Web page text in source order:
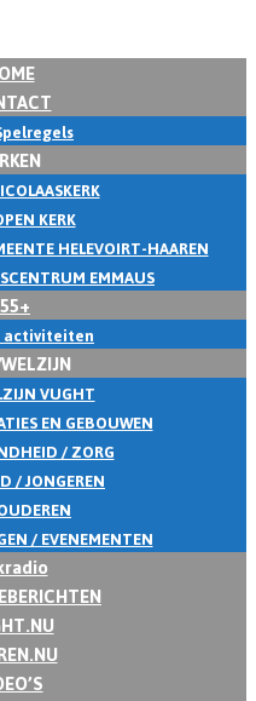
KERK
HELEVOIRT-HAAREN
EMMAUS
activiteiten
VUGHT
EN GEBOUWEN
/ ZORG
/ JONGEREN
/ EVENEMENTEN